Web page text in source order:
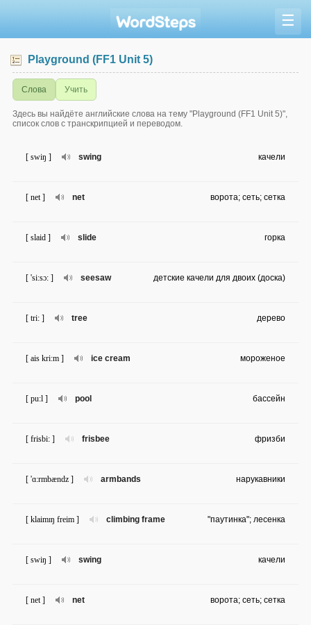
☰
Playground (FF1 Unit 5)
Слова Учить
Здесь вы найдёте английские слова на тему "Playground (FF1 Unit 5)",
список слов с транскрипцией и переводом.
swing
[ swiŋ ] качели
net
[ net ] ворота; сеть; сетка
slide
[ slaid ] горка
seesaw
[ 'si:sɔ: ] детские качели для двоих (доска)
tree
[ tri: ] дерево
ice cream
[ ais kri:m ] мороженое
pool
[ pu:l ] бассейн
frisbee
[ frisbi: ] фризби
armbands
[ 'ɑ:rmbændz ] нарукавники
climbing frame
[ klaimɪŋ freim ] "паутинка"; лесенка
swing
[ swiŋ ] качели
net
[ net ] ворота; сеть; сетка